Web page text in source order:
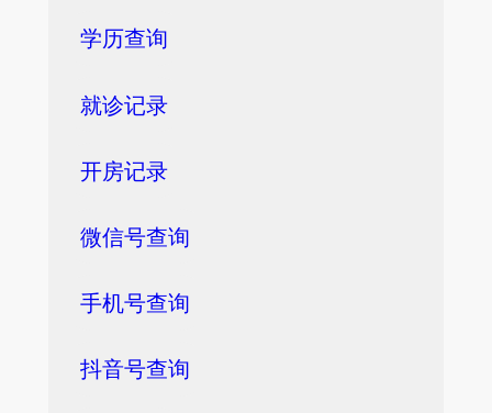
学历查询
就诊记录
开房记录
微信号查询
手机号查询
抖音号查询